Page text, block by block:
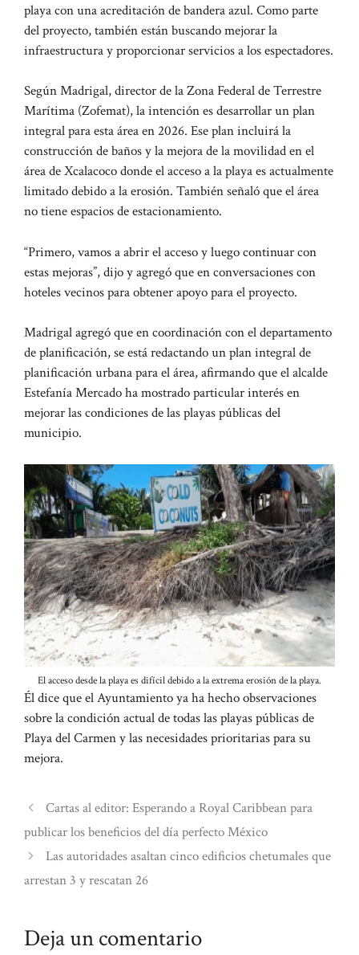
playa con una acreditación de bandera azul. Como parte
del proyecto, también están buscando mejorar la
infraestructura y proporcionar servicios a los espectadores.
Según Madrigal, director de la Zona Federal de Terrestre
Marítima (Zofemat), la intención es desarrollar un plan
integral para esta área en 2026. Ese plan incluirá la
construcción de baños y la mejora de la movilidad en el
área de Xcalacoco donde el acceso a la playa es actualmente
limitado debido a la erosión. También señaló que el área
no tiene espacios de estacionamiento.
“Primero, vamos a abrir el acceso y luego continuar con
estas mejoras”, dijo y agregó que en conversaciones con
hoteles vecinos para obtener apoyo para el proyecto.
Madrigal agregó que en coordinación con el departamento
de planificación, se está redactando un plan integral de
planificación urbana para el área, afirmando que el alcalde
Estefanía Mercado ha mostrado particular interés en
mejorar las condiciones de las playas públicas del
municipio.
El acceso desde la playa es difícil debido a la extrema erosión de la playa.
Él dice que el Ayuntamiento ya ha hecho observaciones
sobre la condición actual de todas las playas públicas de
Playa del Carmen y las necesidades prioritarias para su
mejora.
Cartas al editor: Esperando a Royal Caribbean para
publicar los beneficios del día perfecto México
Las autoridades asaltan cinco edificios chetumales que
arrestan 3 y rescatan 26
Deja un comentario